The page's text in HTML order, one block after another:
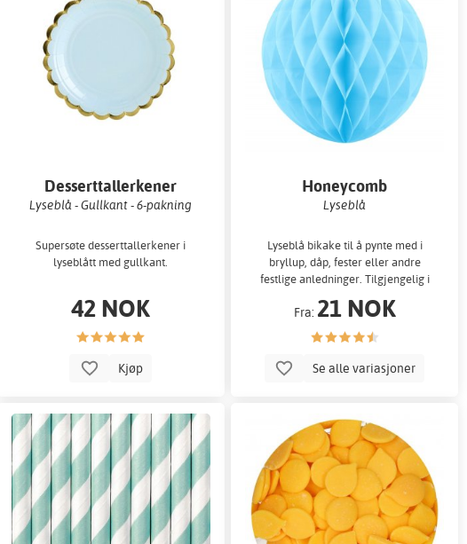
Desserttallerkener
Lyseblå - Gullkant - 6-pakning
Supersøte desserttallerkener i
lyseblått med gullkant.
42 NOK
Kjøp
Honeycomb
Lyseblå
Lyseblå bikake til å pynte med i
bryllup, dåp, fester eller andre
festlige anledninger. Tilgjengelig i
Fra: 21 NOK
Se alle variasjoner